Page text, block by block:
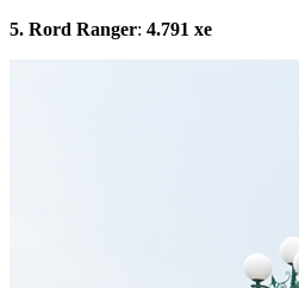
5. Rord Ranger: 4.791 xe